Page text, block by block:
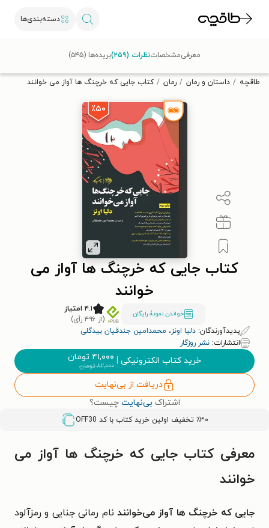
دسته‌بندی‌ها
تخفیف از طاقچه دریافت کن.
طاقچه داستان و رمان رمان کتاب جایی که خرچنگ ها آواز می خوانند
٪۵۰
کتاب جایی که خرچنگ ها آواز می
خوانند
خواندن نمونۀ رایگان
۴.۱ امتیاز
(از ۴۹۶ رأی)
پدیدآورندگان: دلیا اونز، محمدامین جندقیان بیدگلی
انتشارات: نشر روزگار
خرید کتاب الکترونیکی | ۴۱,۰۰۰ تومان
۸۲,۰۰۰تومان
دریافت از بی‌نهایت
اشتراک بی‌نهایت چیست؟
٪۳۰ تخفیف اولین خرید کتاب با کد OFF30
معرفیمشخصاتنظرات (۲۵۹) بریده‌ها (۵۴۵)
معرفی کتاب جایی که خرچنگ ها آواز می
خوانند
جایی که خرچنگ ها آواز می‌خوانند نام رمانی جنایی و رمزآلود